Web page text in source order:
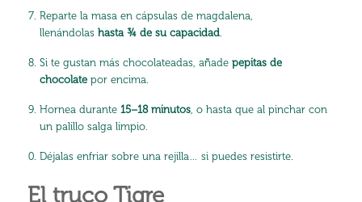
Reparte la masa en cápsulas de magdalena,
llenándolas hasta ¾ de su capacidad.
Si te gustan más chocolateadas, añade pepitas de
chocolatepor encima.
Hornea durante 15–18 minutos, o hasta que al pinchar con
un palillo salga limpio.
Déjalas enfriar sobre una rejilla… si puedes resistirte.
El truco Tigre